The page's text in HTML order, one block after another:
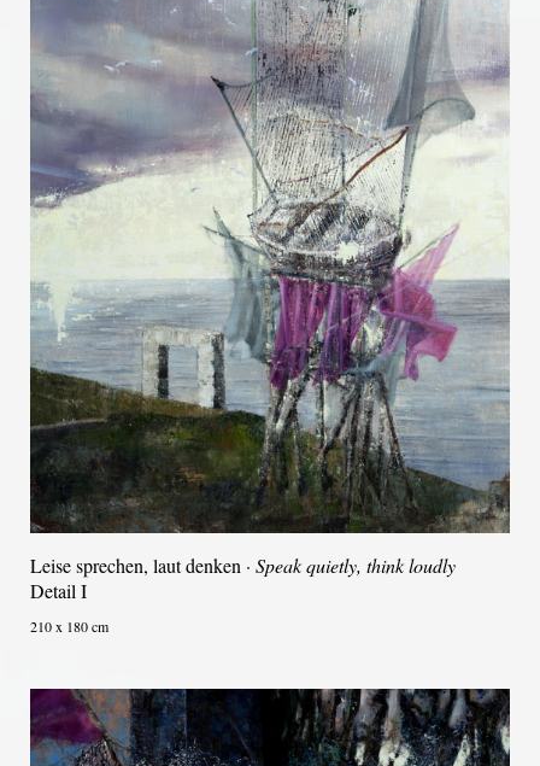
Leise sprechen, laut denken · Speak quietly, think loudly
Detail I
210 x 180 cm